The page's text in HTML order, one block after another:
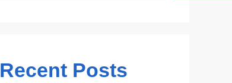
Recent Posts